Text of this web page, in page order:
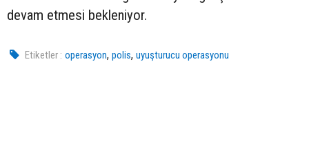
devam etmesi bekleniyor.
Etiketler : operasyon,polis,uyuşturucu operasyonu